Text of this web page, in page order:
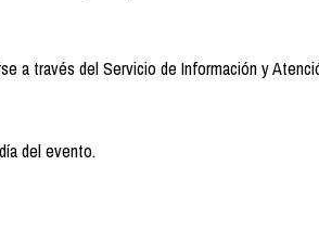
a través del Servicio de Información y
del evento.